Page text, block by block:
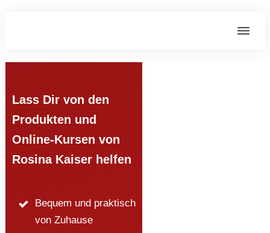
Lass Dir von den
Produkten und
Online-Kursen von
Rosina Kaiser helfen
Bequem und praktisch
von Zuhause